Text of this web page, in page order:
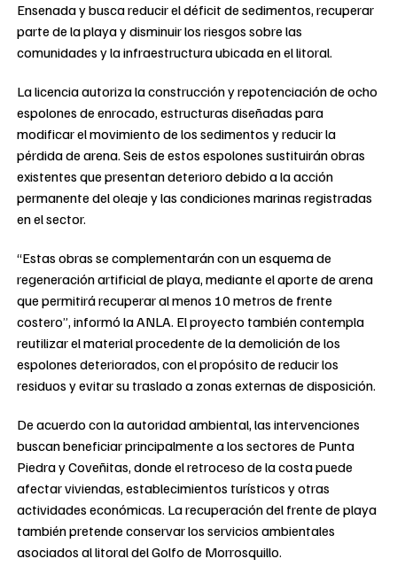
Ensenada y busca reducir el déficit de sedimentos, recuperar
parte de la playa y disminuir los riesgos sobre las
comunidades y la infraestructura ubicada en el litoral.
La licencia autoriza la construcción y repotenciación de ocho
espolones de enrocado, estructuras diseñadas para
modificar el movimiento de los sedimentos y reducir la
pérdida de arena. Seis de estos espolones sustituirán obras
existentes que presentan deterioro debido a la acción
permanente del oleaje y las condiciones marinas registradas
en el sector.
“Estas obras se complementarán con un esquema de
regeneración artificial de playa, mediante el aporte de arena
que permitirá recuperar al menos 10 metros de frente
costero”, informó la ANLA. El proyecto también contempla
reutilizar el material procedente de la demolición de los
espolones deteriorados, con el propósito de reducir los
residuos y evitar su traslado a zonas externas de disposición.
De acuerdo con la autoridad ambiental, las intervenciones
buscan beneficiar principalmente a los sectores de Punta
Piedra y Coveñitas, donde el retroceso de la costa puede
afectar viviendas, establecimientos turísticos y otras
actividades económicas. La recuperación del frente de playa
también pretende conservar los servicios ambientales
asociados al litoral del Golfo de Morrosquillo.